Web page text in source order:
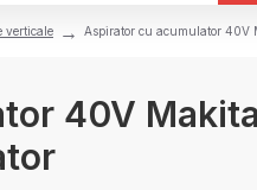
verticale Aspirator cu acumulator 40V
40V